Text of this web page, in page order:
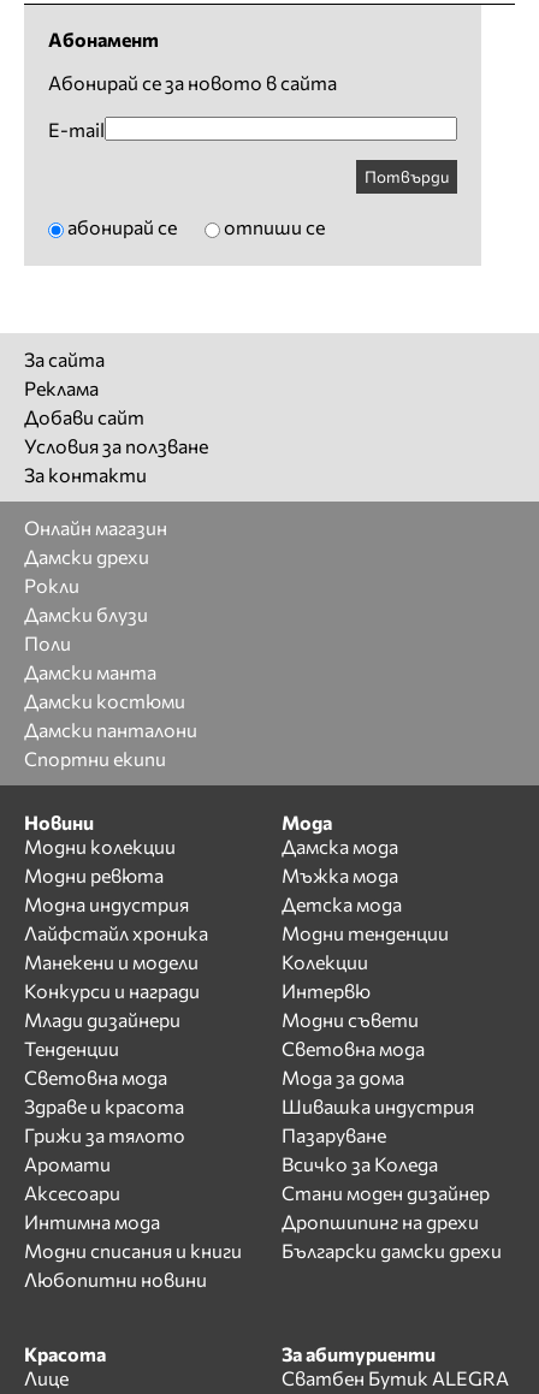
Абонамент
Абонирай се за новото в сайта
E-mail
Потвърди
абонирай се отпиши се
За сайта
Реклама
Добави сайт
Условия за ползване
За контакти
Онлайн магазин
Дамски дрехи
Рокли
Дамски блузи
Поли
Дамски манта
Дамски костюми
Дамски панталони
Спортни екипи
Новини
Модни колекции
Модни ревюта
Модна индустрия
Лайфстайл хроника
Манекени и модели
Конкурси и награди
Млади дизайнери
Тенденции
Световна мода
Здраве и красота
Грижи за тялото
Аромати
Аксесоари
Интимна мода
Модни списания и книги
Любопитни новини
Мода
Дамска мода
Мъжка мода
Детска мода
Модни тенденции
Колекции
Интервю
Модни съвети
Световна мода
Мода за дома
Шивашка индустрия
Пазаруване
Всичко за Коледа
Стани моден дизайнер
Дропшипинг на дрехи
Български дамски дрехи
Красота
Лице
За абитуриенти
Сватбен Бутик ALEGRA